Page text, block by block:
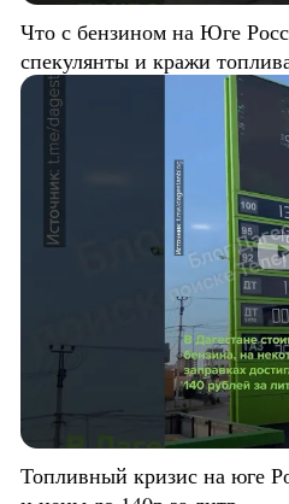
Что с бензином на Юге
спекулянты и кражи
Топливный кризис на юге